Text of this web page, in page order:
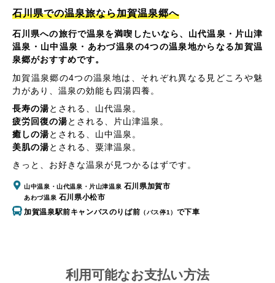
石川県での温泉旅なら加賀温泉郷へ
石川県への旅行で温泉を満喫したいなら、山代温泉・片山津
温泉・山中温泉・あわづ温泉の4つの温泉地からなる加賀温
泉郷がおすすめです。
加賀温泉郷の4つの温泉地は、それぞれ異なる見どころや魅
力があり、温泉の効能も四湯四養。
長寿の湯とされる、 山代温泉 。
疲労回復の湯とされる、 片山津温泉 。
癒しの湯とされる、 山中温泉 。
美肌の湯とされる、 粟津温泉 。
きっと、お好きな温泉が見つかるはずです。
山中温泉・山代温泉・片山津温泉 石川県加賀市
あわづ温泉 石川県小松市
加賀温泉駅前キャンバスのりば前 （バス停1） で下車
利用可能なお支払い方法